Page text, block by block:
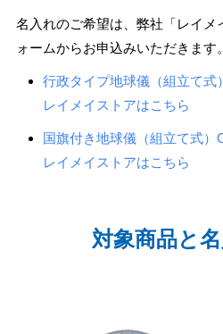
名入れのご希望は、弊社「レイメ
ォームからお申込みいただきます。
行政タイプ地球儀（組立て式
レイメイストアはこちら
国旗付き地球儀（組立て式）
レイメイストアはこちら
対象商品と